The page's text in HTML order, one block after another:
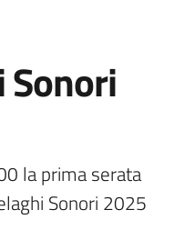
la prima serata
Sonori 2025